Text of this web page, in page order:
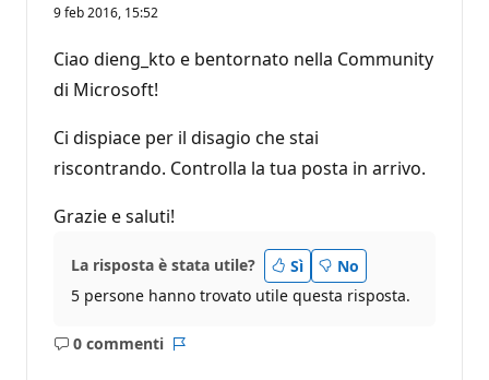
9 feb 2016, 15:52
Ciao dieng_kto e bentornato nella Community
di Microsoft!
Ci dispiace per il disagio che stai
riscontrando. Controlla la tua posta in arrivo.
Grazie e saluti!
La risposta è stata utile? Sì
No
5 persone hanno trovato utile questa risposta.
0 commenti
Nessun